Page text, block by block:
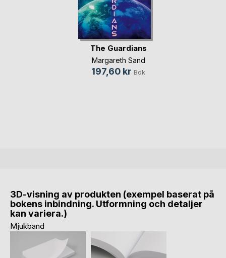
The Guardians
Margareth Sand
197,60 kr Bok
3D-visning av produkten (exempel baserat på
bokens inbindning. Utformning och detaljer
kan variera.)
Mjukband